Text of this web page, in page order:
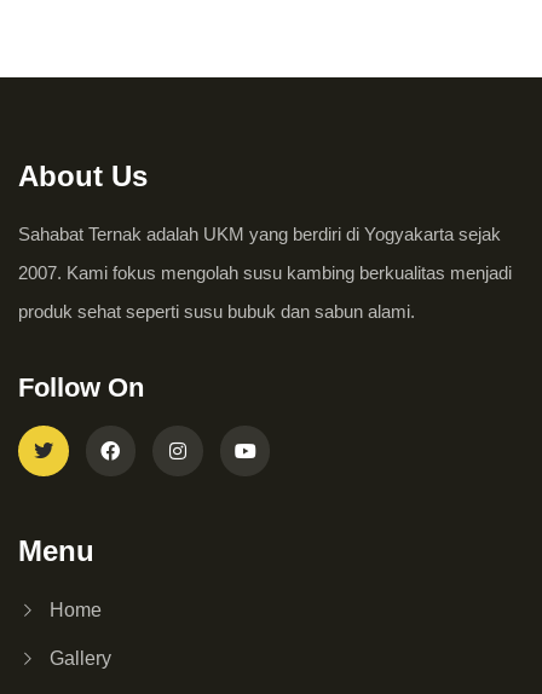
About Us
Sahabat Ternak adalah UKM yang berdiri di Yogyakarta sejak
2007. Kami fokus mengolah susu kambing berkualitas menjadi
produk sehat seperti susu bubuk dan sabun alami.
Follow On
Menu
Home
Gallery